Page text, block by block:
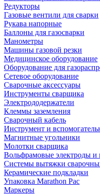
Редукторы
Газовые вентили для сварки
Рукава напорные
Баллоны для газосварки
Манометры
Машины газовой резки
Медицинское оборудование
Оборудование для
Сетевое оборудование
Сварочные аксессуары
Инструменты сварщика
Электрододержатели
Клеммы заземления
Сварочный кабель
Инструмент и
Магнитные угольники
Молотки сварщика
Вольфрамовые электроды и
Системы вытяжки
Керамические подкладки
Упаковка Marathon Pac
Маркеры